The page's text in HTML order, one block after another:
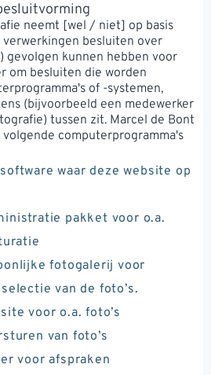
neemt [wel / niet] op basis
besluiten over
gevolgen kunnen hebben voor
om besluiten die worden
of -systemen,
(bijvoorbeeld een medewerker
tussen zit. Marcel de Bont
computerprogramma's
waar deze website op
pakket voor o.a.
fotogalerij voor
van de foto’s.
voor o.a. foto’s
van foto’s
voor afspraken